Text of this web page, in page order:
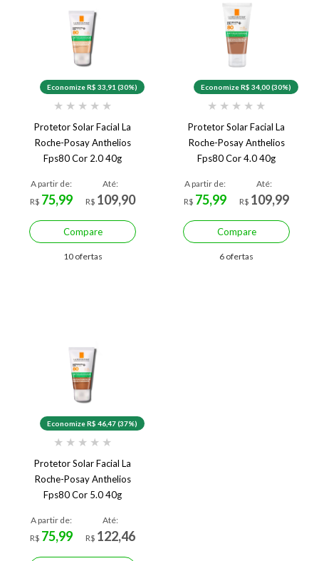
Economize R$ 33,91 (30%)
★ ★ ★ ★ ★
Protetor Solar Facial La
Roche-Posay Anthelios
Fps80 Cor 2.0 40g
A partir de:
R$ 75,99
Até:
R$ 109,90
Compare
10 ofertas
Economize R$ 34,00 (30%)
★ ★ ★ ★ ★
Protetor Solar Facial La
Roche-Posay Anthelios
Fps80 Cor 4.0 40g
A partir de:
R$ 75,99
Até:
R$ 109,99
Compare
6 ofertas
Economize R$ 46,47 (37%)
★ ★ ★ ★ ★
Protetor Solar Facial La
Roche-Posay Anthelios
Fps80 Cor 5.0 40g
A partir de:
R$ 75,99
Até:
R$ 122,46